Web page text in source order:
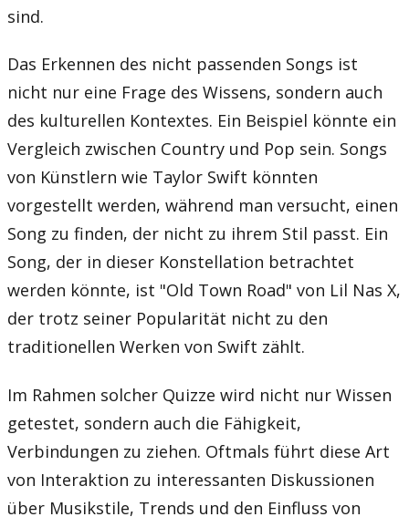
sind.
Das Erkennen des nicht passenden Songs ist
nicht nur eine Frage des Wissens, sondern auch
des kulturellen Kontextes. Ein Beispiel könnte ein
Vergleich zwischen Country und Pop sein. Songs
von Künstlern wie Taylor Swift könnten
vorgestellt werden, während man versucht, einen
Song zu finden, der nicht zu ihrem Stil passt. Ein
Song, der in dieser Konstellation betrachtet
werden könnte, ist "Old Town Road" von Lil Nas X,
der trotz seiner Popularität nicht zu den
traditionellen Werken von Swift zählt.
Im Rahmen solcher Quizze wird nicht nur Wissen
getestet, sondern auch die Fähigkeit,
Verbindungen zu ziehen. Oftmals führt diese Art
von Interaktion zu interessanten Diskussionen
über Musikstile, Trends und den Einfluss von